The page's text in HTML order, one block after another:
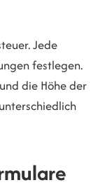
Jede
festlegen.
die Höhe der